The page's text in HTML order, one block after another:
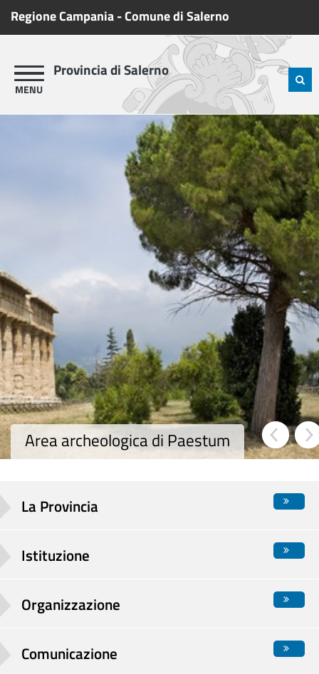
Regione Campania-Comune di Salerno
Provincia di Salerno
Area archeologica di Paestum
La Provincia
Istituzione
Organizzazione
Comunicazione